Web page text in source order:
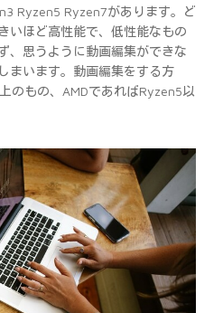
Ryzen5 Ryzen7があります。ど
いほど高性能で、低性能なもの
、思うように動画編集ができな
まいます。動画編集をする方
のもの、AMDであればRyzen5以